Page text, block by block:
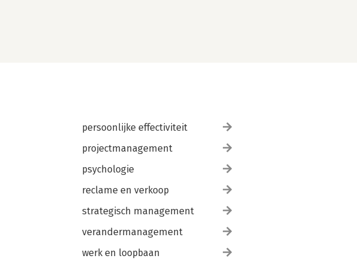
persoonlijke effectiviteit
projectmanagement
psychologie
reclame en verkoop
strategisch management
verandermanagement
werk en loopbaan